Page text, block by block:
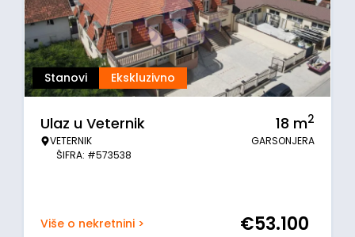
Stanovi Ekskluzivno
Ulaz u Veternik
VETERNIK
ŠIFRA: #573538
18 m2
GARSONJERA
Više o nekretnini > €53.100